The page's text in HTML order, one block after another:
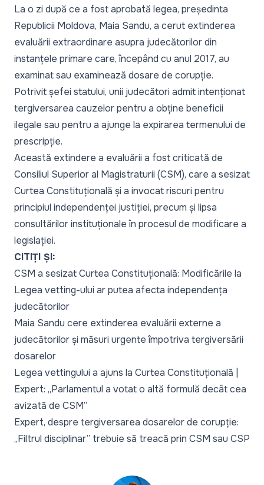
La o zi după ce a fost aprobată legea, președinta
Republicii Moldova, Maia Sandu, a cerut extinderea
evaluării extraordinare asupra judecătorilor din
instanțele primare care, începând cu anul 2017, au
examinat sau examinează dosare de corupție.
Potrivit șefei statului, unii judecători admit intenționat
tergiversarea cauzelor pentru a obține beneficii
ilegale sau pentru a ajunge la expirarea termenului de
prescripție.
Această extindere a evaluării a fost criticată de
Consiliul Superior al Magistraturii (CSM), care a sesizat
Curtea Constituțională și a invocat riscuri pentru
principiul independenței justiției, precum și lipsa
consultărilor instituționale în procesul de modificare a
legislației.
CITIȚI ȘI:
CSM a sesizat Curtea Constituțională: Modificările la
Legea vetting-ului ar putea afecta independența
judecătorilor
Maia Sandu cere extinderea evaluării externe a
judecătorilor și măsuri urgente împotriva tergiversării
dosarelor
Legea vettingului a ajuns la Curtea Constituțională |
Expert: „Parlamentul a votat o altă formulă decât cea
avizată de CSM”
Expert, despre tergiversarea dosarelor de corupție:
„Filtrul disciplinar” trebuie să treacă prin CSM sau CSP